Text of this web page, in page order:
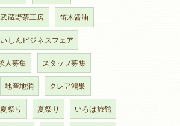
武蔵野茶工房 笛木醤油
しんビジネスフェア
人募集 スタッフ募集
地産地消 クレア鴻巣
祭り 夏祭り いろは旅館